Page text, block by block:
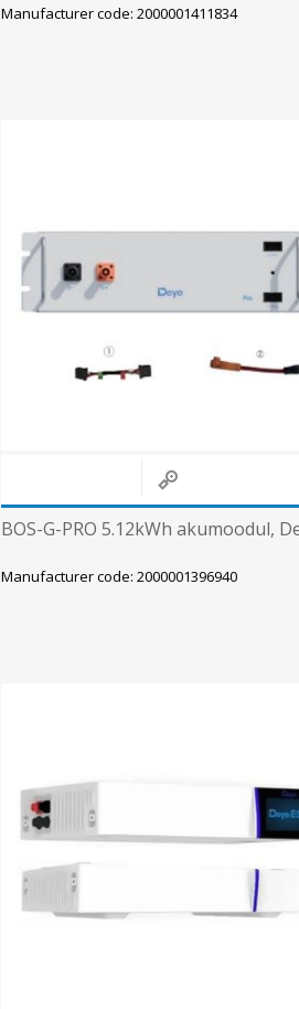
Pinnapealsed
Pinnapealsed lülitid
Manufacturer code: 2000001411834
BOS-G-PRO 5.12kWh akumoodul,
Manufacturer code: 2000001396940